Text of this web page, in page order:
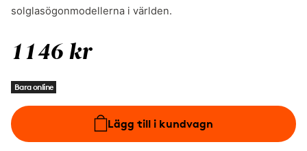
solglasögonmodellerna i världen.
1146 kr
Bara online
Lägg till i kundvagn